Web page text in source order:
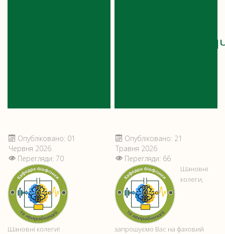
Опубліковано: 01
Червня 2026
Перегляди: 70
Шановні колеги!
Опубліковано: 21
Травня 2026
Перегляди: 66
Шановні
колеги,
запрошуємо Вас на фаховий